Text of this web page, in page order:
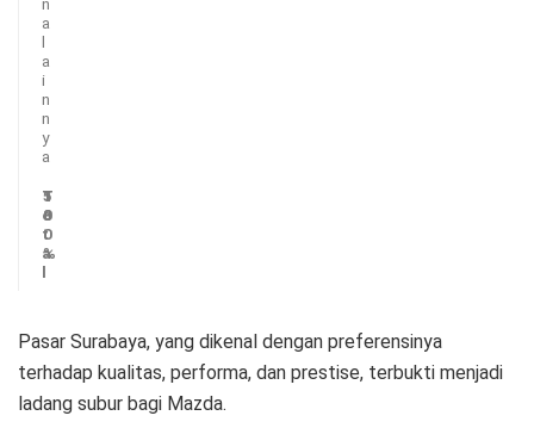
a
l
a
i
n
n
y
a
T
o
t
a
l
5
8
1
0
0
%
Pasar Surabaya, yang dikenal dengan preferensinya
terhadap kualitas, performa, dan prestise, terbukti menjadi
ladang subur bagi Mazda.